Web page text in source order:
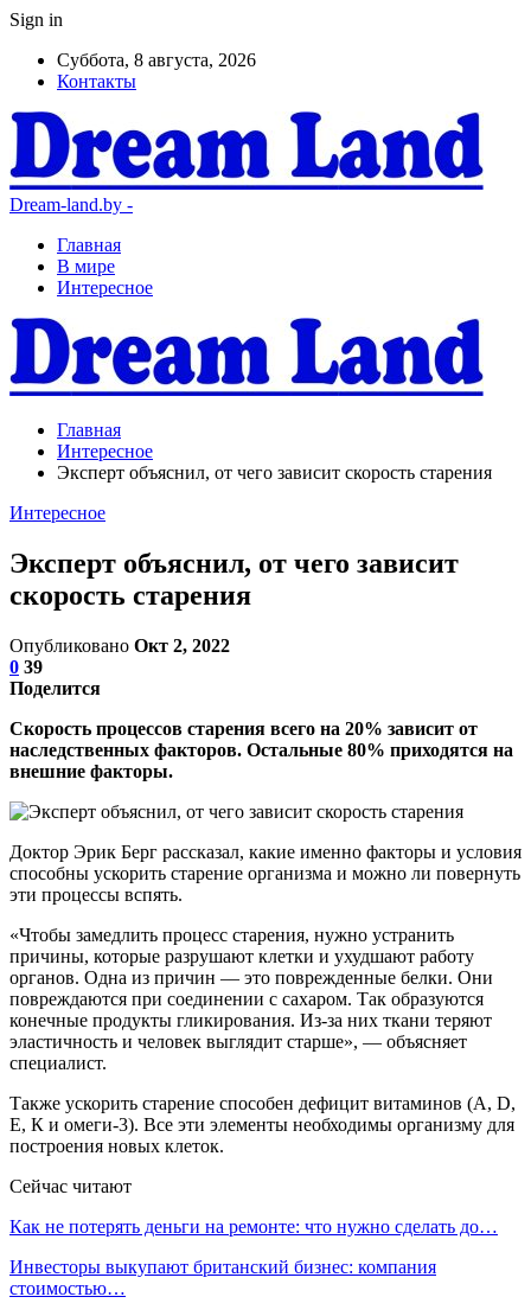
Sign in
Суббота, 8 августа, 2026
Контакты
Dream-land.by -
Главная
В мире
Интересное
Главная
Интересное
Эксперт объяснил, от чего зависит скорость старения
Интересное
Эксперт объяснил, от чего зависит
скорость старения
Опубликовано Окт 2, 2022
0 39
Поделится
Скорость процессов старения всего на 20% зависит от
наследственных факторов. Остальные 80% приходятся на
внешние факторы.
Доктор Эрик Берг рассказал, какие именно факторы и условия
способны ускорить старение организма и можно ли повернуть
эти процессы вспять.
«Чтобы замедлить процесс старения, нужно устранить
причины, которые разрушают клетки и ухудшают работу
органов. Одна из причин — это поврежденные белки. Они
повреждаются при соединении с сахаром. Так образуются
конечные продукты гликирования. Из-за них ткани теряют
эластичность и человек выглядит старше», — объясняет
специалист.
Также ускорить старение способен дефицит витаминов (А, D,
Е, К и омеги-3). Все эти элементы необходимы организму для
построения новых клеток.
Сейчас читают
Как не потерять деньги на ремонте: что нужно сделать до…
Инвесторы выкупают британский бизнес: компания
стоимостью…